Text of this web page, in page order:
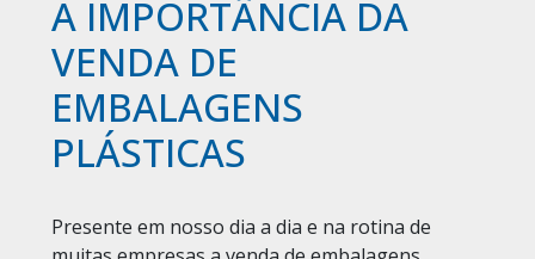
A IMPORTÂNCIA DA
VENDA DE
EMBALAGENS
PLÁSTICAS
Presente em nosso dia a dia e na rotina de